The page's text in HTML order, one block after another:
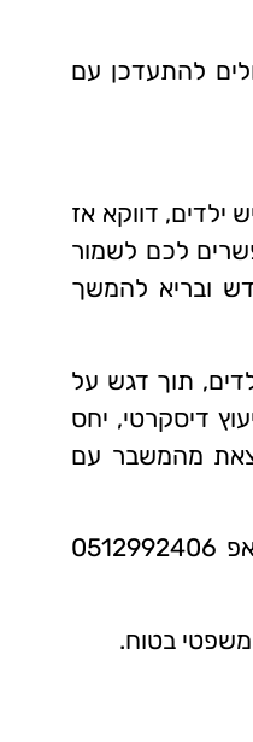
להתעדכן עם
ילדים, דווקא אז
לכם לשמור
ובריא להמשך
תוך דגש על
דיסקרטי, יחס
מהמשבר עם
לפגישת ייעוץ ניתן לפנות למשרדנו במספר 086551546, וואטסאפ 0512992406
בטוח.